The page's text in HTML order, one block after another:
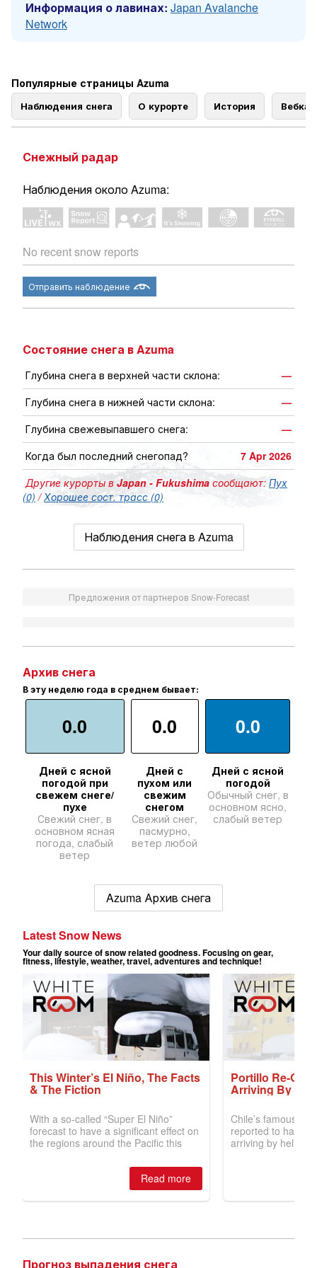
Информация о лавинах: Japan Avalanche
Network
Популярные страницы Azuma
Наблюдения снега О курорте История
Снежный радар
Наблюдения около Azuma:
No recent snow reports
Отправить наблюдение
Состояние снега в Azuma
Глубина снега в верхней части склона:
—
Глубина снега в нижней части склона:
—
Глубина свежевыпавшего снега:
—
Когда был последний снегопад?
7 Apr 2026
Другие курорты вJapan - Fukushima сообщают: Пух
(0) /Хорошее сост. трасс (0)
Наблюдения снега в Azuma
Предложения от партнеров Snow-Forecast
Архив снега
В эту неделю года в среднем бывает:
0.0
Дней с ясной
погодой при
свежем снеге/
пухе
Свежий снег, в
основном ясная
погода, слабый
ветер
0.0
Дней с
пухом или
свежим
снегом
Свежий снег,
пасмурно,
ветер любой
0.0
Дней с ясной
погодой
Обычный снег, в
основном ясно,
слабый ветер
Azuma Архив снега
Прогноз выпадения снега